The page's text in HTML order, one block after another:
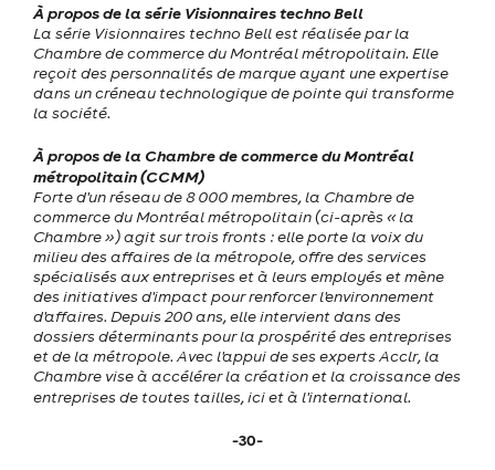
À propos de la série Visionnaires techno Bell
La série Visionnaires techno Bell est réalisée par la
Chambre de commerce du Montréal métropolitain. Elle
reçoit des personnalités de marque ayant une expertise
dans un créneau technologique de pointe qui transforme
la société.
À propos de la Chambre de commerce du Montréal
métropolitain (CCMM)
Forte d'un réseau de 8 000 membres, la Chambre de
commerce du Montréal métropolitain (ci-après « la
Chambre ») agit sur trois fronts : elle porte la voix du
milieu des affaires de la métropole, offre des services
spécialisés aux entreprises et à leurs employés et mène
des initiatives d'impact pour renforcer l'environnement
d'affaires. Depuis 200 ans, elle intervient dans des
dossiers déterminants pour la prospérité des entreprises
et de la métropole. Avec l'appui de ses experts Acclr, la
Chambre vise à accélérer la création et la croissance des
entreprises de toutes tailles, ici et à l'international.
-30-